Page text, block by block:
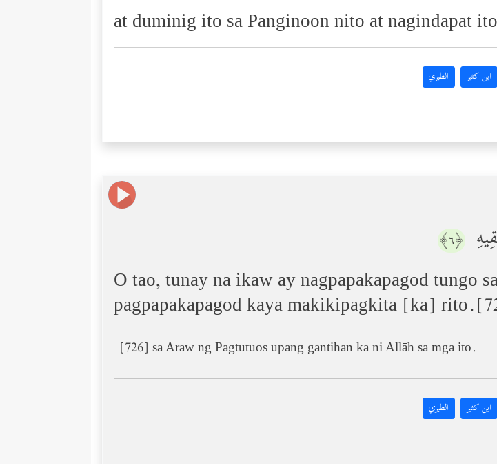
at duminig ito sa Panginoon nito at nagindapat
ابن كثير الطبري
﴿٦﴾
O tao, tunay na ikaw ay nagpapakapagod tungo
pagpapakapagod kaya makikipagkita [ka]
[726] sa Araw ng Pagtutuos upang gantihan ka ni Allāh sa mga ito.
ابن كثير الطبري